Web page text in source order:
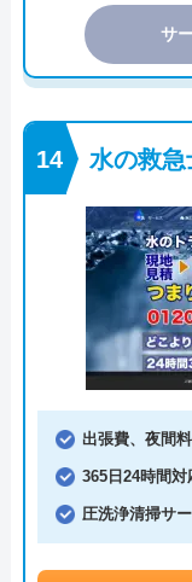
サ
水の救急
出張費、夜間
365日24時間
圧洗浄清掃サ